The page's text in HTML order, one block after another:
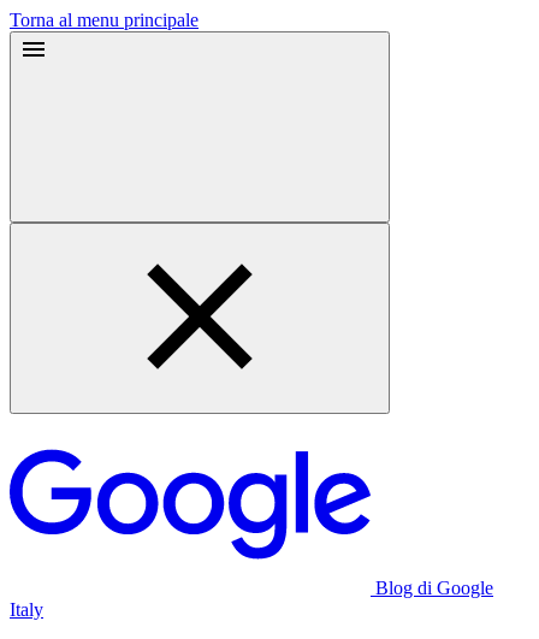
Torna al menu principale
Blog di Google
Italy